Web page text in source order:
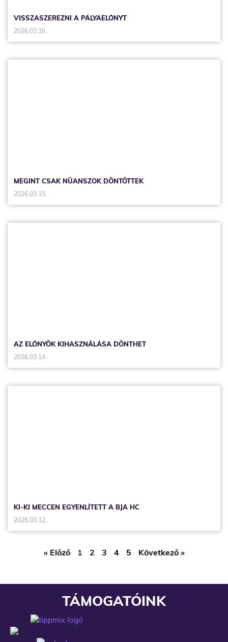
VISSZASZEREZNI A PÁLYAELŐNYT
2026.03.16.
MEGINT CSAK NÜANSZOK DÖNTÖTTEK
2026.03.15.
AZ ELŐNYÖK KIHASZNÁLÁSA DÖNTHET
2026.03.14.
KI-KI MECCEN EGYENLÍTETT A BJA HC
2026.03.12.
« Előző 1 2 3 4 5 Következő »
TÁMOGATÓINK